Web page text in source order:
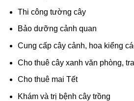
Thi công tường cây
Bảo dưỡng cảnh quan
Cung cấp cây cảnh, hoa kiểng
Cho thuê cây xanh văn phòng,
Cho thuê mai Tết
Khám và trị bệnh cây trồng